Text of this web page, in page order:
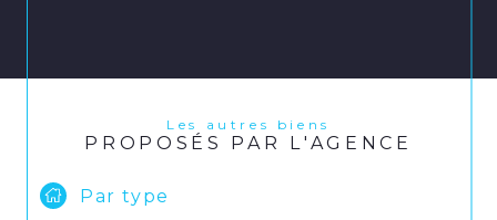
Les autres biens
PROPOSÉS PAR L'AGENCE
Par type